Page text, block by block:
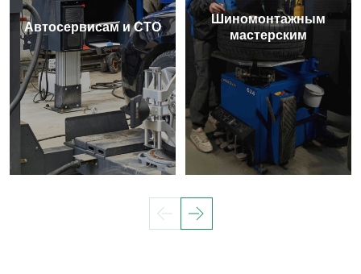
Автосервисам и СТО
Шиномонтажным
мастерским